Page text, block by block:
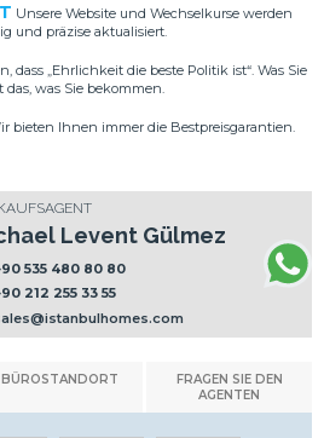
Unsere Website und Wechselkurse werden
und präzise aktualisiert.
dass „Ehrlichkeit die beste Politik ist“. Was Sie
das, was Sie bekommen.
bieten Ihnen immer die Bestpreisgarantien.
Levent Gülmez
535 480 80 80
212 255 33 55
BÜROSTANDORT
FRAGEN SIE DEN
AGENTEN